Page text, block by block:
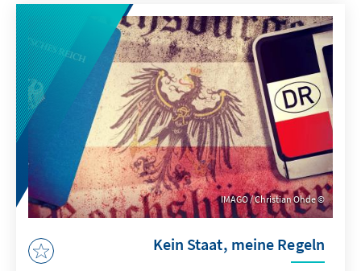
gesellschaftlich abgehängt zu werden, nicht
mehr mithalten zu können, haben vor allem
die Älteren. Aber auch bei Jüngeren sind
Unsicherheiten sichtbar. Die Krisen der letzten
Jahre und Jahrzehnte prägen die
Wahrnehmung der Teilnehmenden und
führen zum Teil zu fatalistischen
Einschätzungen.
IMAGO / Christian Ohde
Kein Staat, meine Regeln